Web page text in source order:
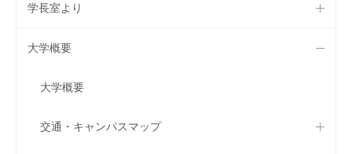
学長室より
大学概要
大学概要
交通・キャンパスマップ